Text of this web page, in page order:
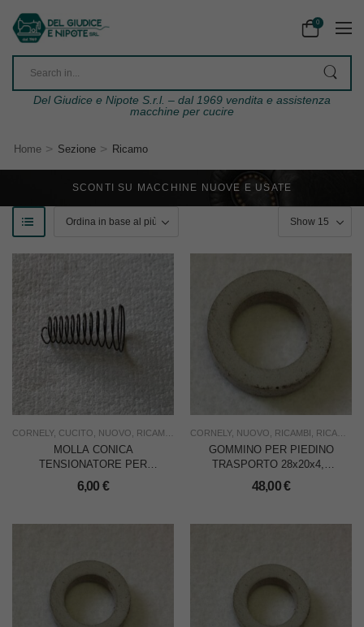
0
Del Giudice e Nipote S.r.l. – dal 1969 vendita e assistenza
macchine per cucire
Home > Sezione > Ricamo
SCONTI SU MACCHINE NUOVE E USATE
CORNELY, CUCITO NUOVO RICAMBI RICAMO, USO INDUSTRIA
MOLLA CONICA
TENSIONATORE PER
CORNELY A3
RICAMATRICE
6,00 €
CORNELY, NUOVO RICAMBI RICAMO
GOMMINO PER PIEDINO
TRASPORTO 28x20x4,5
PER CORNELY A3
RICAMATRICE – CONF.
48,00€